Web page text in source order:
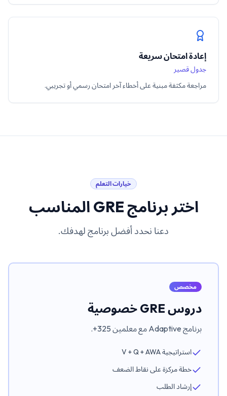
إعادة امتحان سريعة
جدول قصير
مراجعة مكثفة مبنية على أخطاء آخر امتحان رسمي أو تجريبي.
خيارات التعلم
اختر برنامج GRE المناسب
دعنا نحدد أفضل برنامج لهدفك.
مخصص
دروس GRE خصوصية
برنامج Adaptive مع معلمين 325+.
استراتيجية V + Q + AWA
خطة مركزة على نقاط الضعف
إرشاد الطلب